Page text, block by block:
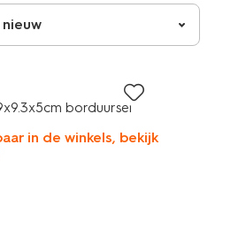
nieuw
borduursel
in de winkels, bekijk